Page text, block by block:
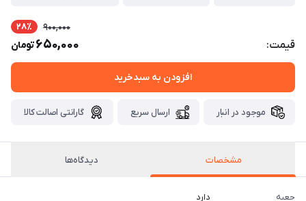
قیمت:
900,000 28٪
650,000تومان
افزودن به سبدخرید
موجود در انبار ارسال سریع گارانتی اصالت کالا
مشخصات دیدگاه‌ها
جعبه دارد